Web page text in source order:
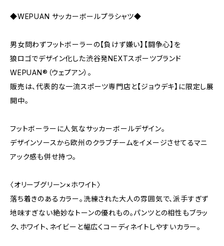
◆WEPUAN サッカーボールプラシャツ◆
男女問わずフットボーラーの【負けず嫌い】【闘争心】を
狼ロゴでデザイン化した渋谷発NEXTスポーツブランド
WEPUAN®︎（ウェプアン）。
販売は、代表的な一流スポーツ専門店と【ジョウデキ】に限定し展
開中。
フットボーラーに人気なサッカーボールデザイン。
デザインソースから欧州のクラブチームをイメージさせてるマニ
アック感も併せ持つ。
〈オリーブグリーン×ホワイト〉
落ち着きのあるカラー。洗練された大人の雰囲気で、派手すぎず
地味すぎない絶妙なトーンの優れもの。パンツとの相性もブラッ
ク、ホワイト、ネイビーと幅広くコーディネイトしやすいカラー。